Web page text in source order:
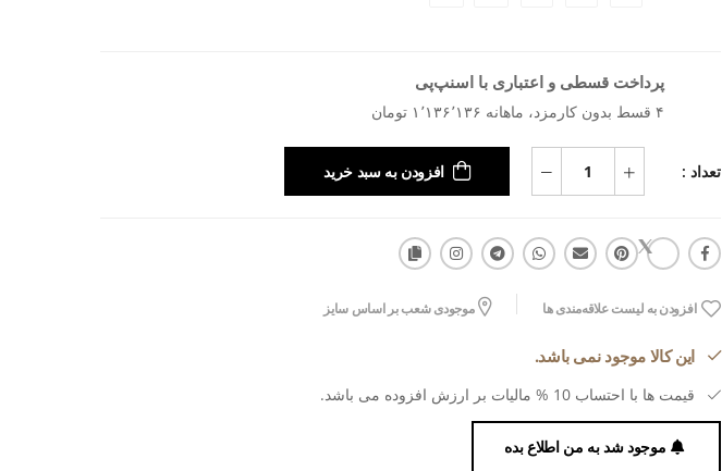
پرداخت قسطی و اعتباری با اسنپ‌پی
۴ قسط بدون کارمزد، ماهانه ۱٬۱۳۶٬۱۳۶ تومان
تعداد : افزودن به سبد خرید
افزودن به لیست علاقه‌مندی ها موجودی شعب بر اساس سایز
این کالا موجود نمی باشد.
قیمت ها با احتساب 10 % مالیات بر ارزش افزوده می باشد.
موجود شد به من اطلاع بده